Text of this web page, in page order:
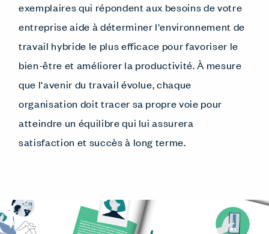
exemplaires qui répondent aux besoins de votre
entreprise aide à déterminer l'environnement de
travail hybride le plus efficace pour favoriser le
bien-être et améliorer la productivité. À mesure
que l'avenir du travail évolue, chaque
organisation doit tracer sa propre voie pour
atteindre un équilibre qui lui assurera
satisfaction et succès à long terme.